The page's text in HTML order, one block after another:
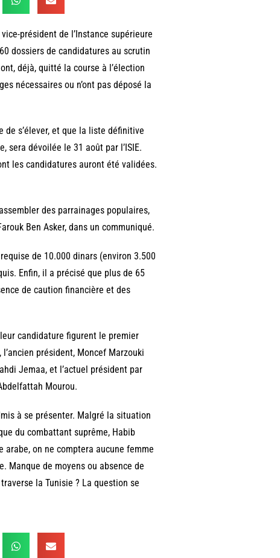
président de l’Instance supérieure
dossiers de candidatures au scrutin
déjà, quitté la course à l’élection
nécessaires ou n’ont pas déposé la
de s’élever, et que la liste définitive
sera dévoilée le 31 août par l’ISIE.
les candidatures auront été validées.
des parrainages populaires,
Ben Asker, dans un communiqué.
de 10.000 dinars (environ 3.500
Enfin, il a précisé que plus de 65
de caution financière et des
candidature figurent le premier
président, Moncef Marzouki
Jemaa, et l’actuel président par
Mourou.
à se présenter. Malgré la situation
du combattant suprême, Habib
arabe, on ne comptera aucune femme
Manque de moyens ou absence de
la Tunisie ? La question se